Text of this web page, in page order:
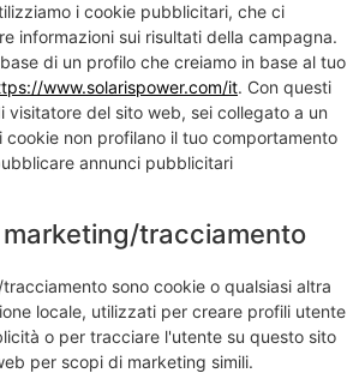
i cookie pubblicitari, che ci
informazioni sui risultati della campagna.
di un profilo che creiamo in base al tuo
www.solarispower.com/it. Con questi
visitatore del sito web, sei collegato a un
cookie non profilano il tuo comportamento
annunci pubblicitari
tracciamento
sono cookie o qualsiasi altra
locale, utilizzati per creare profili utente
o per tracciare l'utente su questo sito
per scopi di marketing simili.